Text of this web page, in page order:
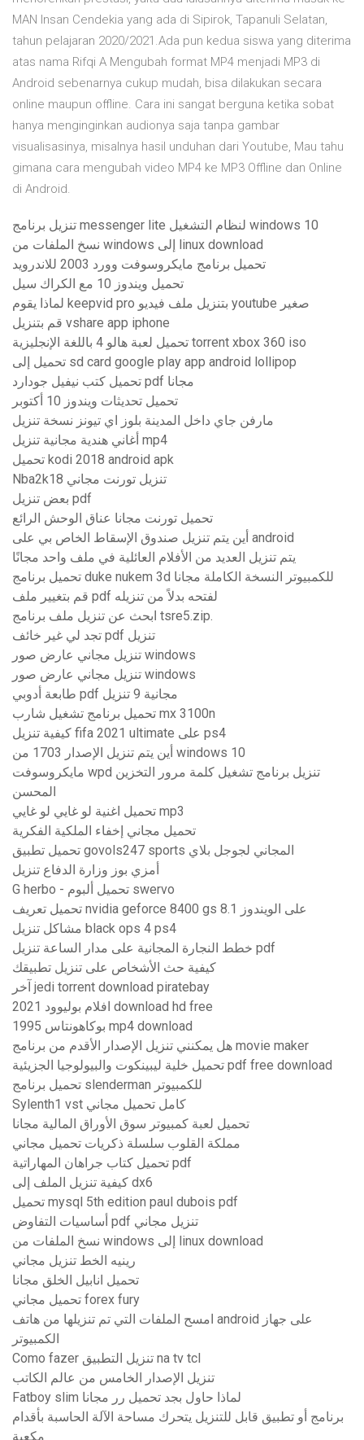
MAN Insan Cendekia yang ada di Sipirok, Tapanuli Selatan,
tahun pelajaran 2020/2021.Ada pun kedua siswa yang diterima
atas nama Rifqi A Mengubah format MP4 menjadi MP3 di
Android sebenarnya cukup mudah, bisa dilakukan secara
online maupun offline. Cara ini sangat berguna ketika sobat
hanya menginginkan audionya saja tanpa gambar
visualisasinya, misalnya hasil unduhan dari Youtube, Mau tahu
gimana cara mengubah video MP4 ke MP3 Offline dan Online
di Android.
تنزيل برنامج messenger lite لنظام التشغيل windows 10
نسخ الملفات من windows إلى linux download
تحميل برنامج مايكروسوفت وورد 2003 للاندرويد
تحميل ويندوز 10 مع الكراك سيل
لماذا يقوم keepvid pro بتنزيل ملف فيديو youtube صغير
قم بتنزيل vshare app iphone
تحميل لعبة هالو 4 باللغة الإنجليزية torrent xbox 360 iso
تحميل إلى sd card google play app android lollipop
تحميل كتب نيفيل جودارد pdf مجانا
تحميل تحديثات ويندوز 10 أكتوبر
مارفن جاي داخل المدينة بلوز اي تيونز نسخة تنزيل
أغاني هندية مجانية تنزيل mp4
تحميل kodi 2018 android apk
Nba2k18 تنزيل تورنت مجاني
بعض تنزيل pdf
تحميل تورنت مجانا عناق الوحش الرائع
أين يتم تنزيل صندوق الإسقاط الخاص بي على android
يتم تنزيل العديد من الأفلام العائلية في ملف واحد مجانًا
تحميل برنامج duke nukem 3d للكمبيوتر النسخة الكاملة مجانا
قم بتغيير ملف pdf لفتحه بدلاً من تنزيله
ابحث عن تنزيل ملف برنامج tsre5.zip.
تجد لي غير خائف pdf تنزيل
تنزيل مجاني عارض صور windows
تنزيل مجاني عارض صور windows
طابعة أدوبي pdf مجانية 9 تنزيل
تحميل برنامج تشغيل شارب mx 3100n
كيفية تنزيل fifa 2021 ultimate على ps4
أين يتم تنزيل الإصدار 1703 من windows 10
مايكروسوفت wpd تنزيل برنامج تشغيل كلمة مرور التخزين
المحسن
تحميل اغنية لو غايي لو غايي mp3
تحميل مجاني إخفاء الملكية الفكرية
تحميل تطبيق govols247 sports المجاني لجوجل بلاي
أمزي بوز وزارة الدفاع تنزيل
G herbo - تحميل ألبوم swervo
تحميل تعريف nvidia geforce 8400 gs على الويندوز 8.1
مشاكل تنزيل black ops 4 ps4
خطط النجارة المجانية على مدار الساعة تنزيل pdf
كيفية حث الأشخاص على تنزيل تطبيقك
آخر jedi torrent download piratebay
افلام بوليوود 2021 download hd free
بوكاهونتاس 1995 mp4 download
هل يمكنني تنزيل الإصدار الأقدم من برنامج movie maker
تحميل خلية ليبينكوت والبيولوجيا الجزيئية pdf free download
تحميل برنامج slenderman للكمبيوتر
Sylenth1 vst كامل تحميل مجاني
تحميل لعبة كمبيوتر سوق الأوراق المالية مجانا
مملكة القلوب سلسلة ذكريات تحميل مجاني
تحميل كتاب جراهان المهاراتية pdf
كيفية تنزيل الملف إلى dx6
تحميل mysql 5th edition paul dubois pdf
أساسيات التفاوض pdf تنزيل مجاني
نسخ الملفات من windows إلى linux download
رينيه الخط تنزيل مجاني
تحميل انابيل الخلق مجانا
تحميل مجاني forex fury
امسح الملفات التي تم تنزيلها من هاتف android على جهاز
الكمبيوتر
Como fazer تنزيل التطبيق na tv tcl
تنزيل الإصدار الخامس من عالم الكاتب
Fatboy slim لماذا حاول بجد تحميل رر مجانا
برنامج أو تطبيق قابل للتنزيل يتحرك مساحة الآلة الحاسبة بأقدام
مكعبة